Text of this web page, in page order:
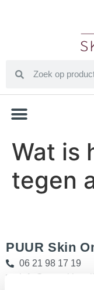
Wat is
tegen
PUUR Skin
06 21 98 17 19